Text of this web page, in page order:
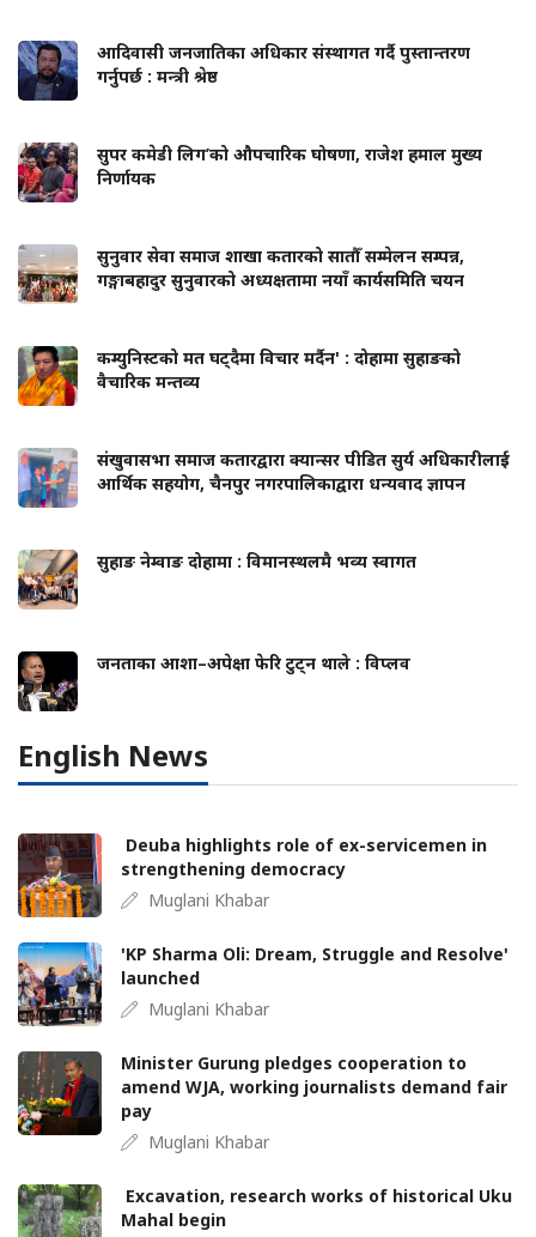
आदिवासी जनजातिका अधिकार संस्थागत गर्दै पुस्तान्तरण
गर्नुपर्छ : मन्त्री श्रेष्ठ
सुपर कमेडी लिग’को औपचारिक घोषणा, राजेश हमाल मुख्य
निर्णायक
सुनुवार सेवा समाज शाखा कतारको सातौँ सम्मेलन सम्पन्न,
गङ्गाबहादुर सुनुवारको अध्यक्षतामा नयाँ कार्यसमिति चयन
कम्युनिस्टको मत घट्दैमा विचार मर्दैन' : दोहामा सुहाङको
वैचारिक मन्तव्य
संखुवासभा समाज कतारद्वारा क्यान्सर पीडित सुर्य अधिकारीलाई
आर्थिक सहयोग, चैनपुर नगरपालिकाद्वारा धन्यवाद ज्ञापन
सुहाङ नेम्वाङ दोहामा : विमानस्थलमै भव्य स्वागत
जनताका आशा–अपेक्षा फेरि टुट्न थाले : विप्लव
English News
Deuba highlights role of ex-servicemen in
strengthening democracy
Muglani Khabar
'KP Sharma Oli: Dream, Struggle and Resolve'
launched
Muglani Khabar
Minister Gurung pledges cooperation to
amend WJA, working journalists demand fair
pay
Muglani Khabar
Excavation, research works of historical Uku
Mahal begin